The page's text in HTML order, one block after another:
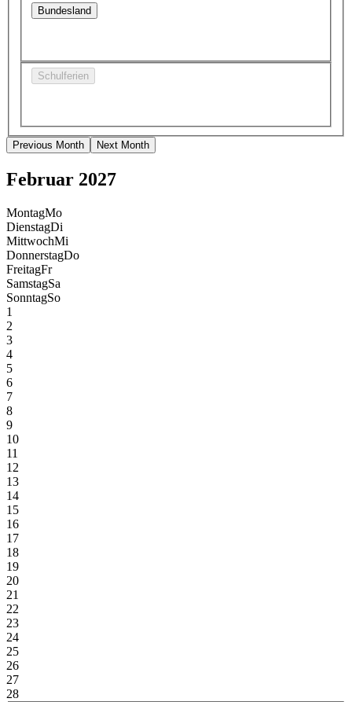
Bundesland
Schulferien
Previous Month Next Month
Februar 2027
MontagMo
DienstagDi
MittwochMi
DonnerstagDo
FreitagFr
SamstagSa
SonntagSo
1
2
3
4
5
6
7
8
9
10
11
12
13
14
15
16
17
18
19
20
21
22
23
24
25
26
27
28